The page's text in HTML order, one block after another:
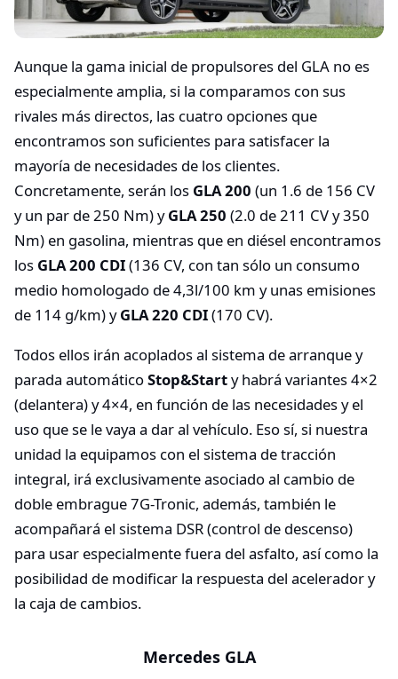
Aunque la gama inicial de propulsores del GLA no es
especialmente amplia, si la comparamos con sus
rivales más directos, las cuatro opciones que
encontramos son suficientes para satisfacer la
mayoría de necesidades de los clientes.
Concretamente, serán los GLA 200 (un 1.6 de 156 CV
y un par de 250 Nm) yGLA 250 (2.0 de 211 CV y 350
Nm) en gasolina, mientras que en diésel encontramos
los GLA 200 CDI(136 CV, con tan sólo un consumo
medio homologado de 4,3l/100 km y unas emisiones
de 114 g/km) yGLA 220 CDI(170 CV).
Todos ellos irán acoplados al sistema de arranque y
parada automáticoStop&Starty habrá variantes 4×2
(delantera) y 4×4, en función de las necesidades y el
uso que se le vaya a dar al vehículo. Eso sí, si nuestra
unidad la equipamos con el sistema de tracción
integral, irá exclusivamente asociado al cambio de
doble embrague 7G-Tronic, además, también le
acompañará el sistema DSR (control de descenso)
para usar especialmente fuera del asfalto, así como la
posibilidad de modificar la respuesta del acelerador y
la caja de cambios.
Mercedes GLA